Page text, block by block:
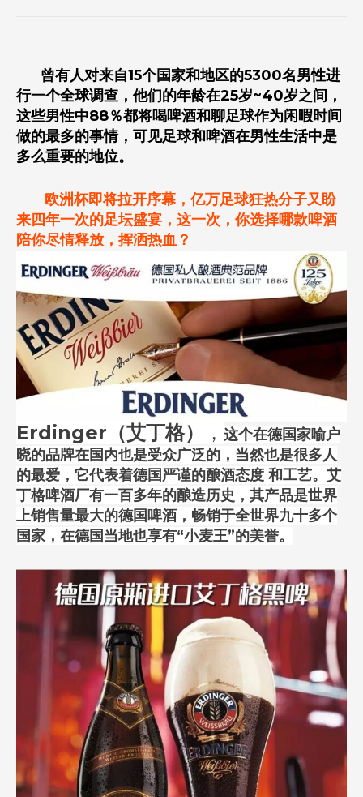
曾有人对来自15个国家和地区的5300名男性进
行一个全球调查，他们的年龄在25岁~40岁之间，
这些男性中88％都将喝啤酒和聊足球作为闲暇时间
做的最多的事情，可见足球和啤酒在男性生活中是
多么重要的地位。
欧洲杯即将拉开序幕，亿万足球狂热分子又盼
来四年一次的足坛盛宴，这一次，你选择哪款啤酒
陪你尽情释放，挥洒热血？
Erdinger（艾丁格） ， 这个在德国家喻户
晓的品牌在国内也是受众广泛的，当然也是很多人
的最爱，它代表着德国严谨的酿酒态度 和工艺。艾
丁格啤酒厂有一百多年的酿造历史，其产品是世界
上销售量最大的德国啤酒，畅销于全世界九十多个
国家，在德国当地也享有“小麦王”的美誉。